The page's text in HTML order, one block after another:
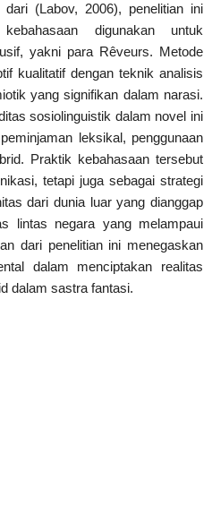
dari (Labov, 2006), penelitian ini
digunakan untuk
yakni para Rêveurs. Metode
kualitatif dengan teknik analisis
yang signifikan dalam narasi.
sosiolinguistik dalam novel ini
leksikal, penggunaan
Praktik kebahasaan tersebut
tetapi juga sebagai strategi
dari dunia luar yang dianggap
lintas negara yang melampaui
dari penelitian ini menegaskan
dalam menciptakan realitas
dalam sastra fantasi.